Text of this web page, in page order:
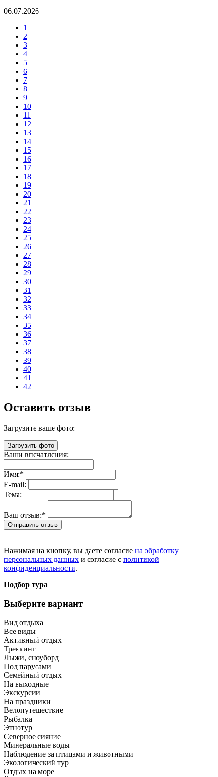
06.07.2026
1
2
3
4
5
6
7
8
9
10
11
12
13
14
15
16
17
18
19
20
21
22
23
24
25
26
27
28
29
30
31
32
33
34
35
36
37
38
39
40
41
42
Оставить отзыв
Загрузите ваше фото:
Загрузить фото
Ваши впечатления:
Имя:*
E-mail:
Тема:
Ваш отзыв:*
Отправить отзыв
Нажимая на кнопку, вы даете согласие на обработку
персональных данных и согласие с политикой
конфиденциальности.
Подбор тура
Выберите вариант
Вид отдыха
Все виды
Активный отдых
Треккинг
Лыжи, сноуборд
Под парусами
Семейный отдых
На выходные
Экскурсии
На праздники
Велопутешествие
Рыбалка
Этнотур
Северное сияние
Минеральные воды
Наблюдение за птицами и животными
Экологический тур
Отдых на море